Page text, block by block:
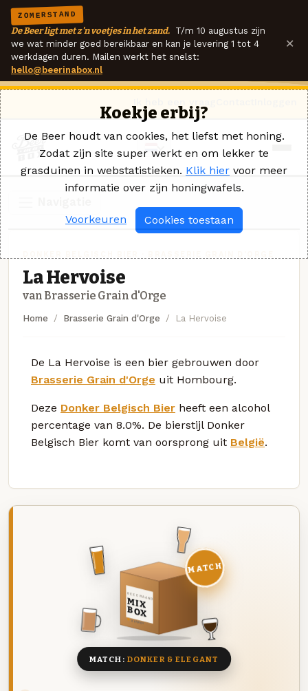
ZOMERSTAND
De Beer ligt met z'n voetjes in het zand. T/m 10 augustus zijn
we wat minder goed bereikbaar en kan je levering 1 tot 4
werkdagen duren. Mailen werkt het snelst:
hello@beerinabox.nl
×
La Hervoise
van Brasserie Grain d'Orge
Home Brasserie Grain d'Orge La Hervoise
De La Hervoise is een bier gebrouwen door
Brasserie Grain d'Orge uit Hombourg.
Deze Donker Belgisch Bier heeft een alcohol
percentage van 8.0%. De bierstijl Donker
Belgisch Bier komt van oorsprong uit België.
DEZE MAAND
MIX
BOX
8 BIEREN
MATCH
MATCH: DONKER & ELEGANT
Koekje erbij?
De Beer houdt van cookies, het liefst met honing.
Zodat zijn site super werkt en om lekker te
grasduinen in webstatistieken. Klik hier voor meer
informatie over zijn honingwafels.
Voorkeuren Cookies toestaan